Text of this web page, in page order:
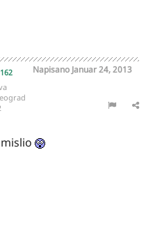
162 Napisano Januar 24, 2013